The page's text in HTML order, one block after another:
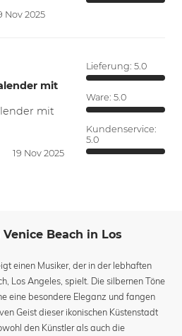
Nov 2025
mit
mit
19 Nov 2025
Lieferung: 5.0
Ware: 5.0
Kundenservice:
5.0
Beach in Los
einen Musiker, der in der lebhaften
Los Angeles, spielt. Die silbernen Töne
eine besondere Eleganz und fangen
Geist dieser ikonischen Küstenstadt
den Künstler als auch die